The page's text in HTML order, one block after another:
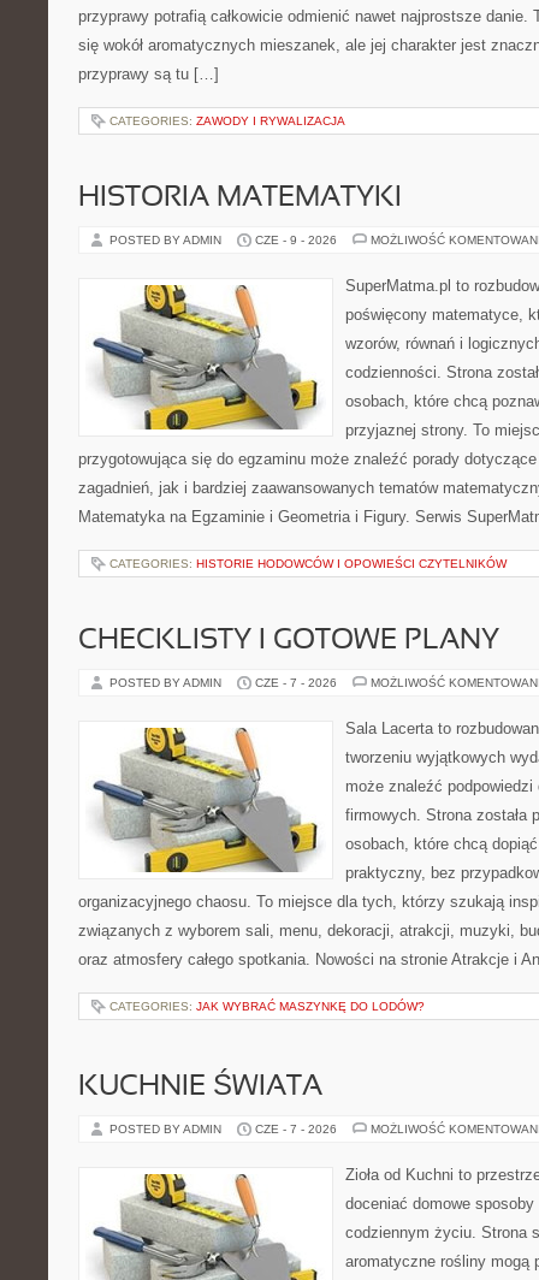
przyprawy potrafią całkowicie odmienić nawet najprostsze danie.
się wokół aromatycznych mieszanek, ale jej charakter jest
przyprawy są tu […]
CATEGORIES: ZAWODY I RYWALIZACJA
HISTORIA MATEMATYKI
POSTED BY ADMIN CZE - 9 - 2026 MOŻLIWOŚĆ
SuperMatma.pl to
poświęcony matematyce,
wzorów, równań i
codzienności. Strona
osobach, które chcą
przyjaznej strony. To
przygotowująca się do egzaminu może znaleźć porady
zagadnień, jak i bardziej zaawansowanych tematów
Matematyka na Egzaminie i Geometria i Figury. Serwis
CATEGORIES: HISTORIE HODOWCÓW I OPOWIEŚCI CZYTELNIKÓW
CHECKLISTY I GOTOWE PLANY
POSTED BY ADMIN CZE - 7 - 2026 MOŻLIWOŚĆ
Sala Lacerta to
tworzeniu wyjątkowych
może znaleźć
firmowych. Strona została
osobach, które chcą
praktyczny, bez
organizacyjnego chaosu. To miejsce dla tych, którzy szukają
związanych z wyborem sali, menu, dekoracji, atrakcji, muzyki,
oraz atmosfery całego spotkania. Nowości na stronie Atrakcje i
CATEGORIES: JAK WYBRAĆ MASZYNKĘ DO LODÓW?
KUCHNIE ŚWIATA
POSTED BY ADMIN CZE - 7 - 2026 MOŻLIWOŚĆ
Zioła od Kuchni to
doceniać domowe
codziennym życiu. Strona
aromatyczne rośliny mogą